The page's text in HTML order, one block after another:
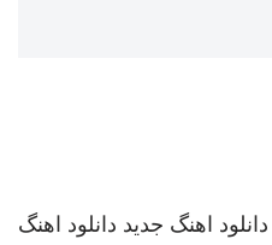
دانلود اهنگ جدید دانلود اهنگ